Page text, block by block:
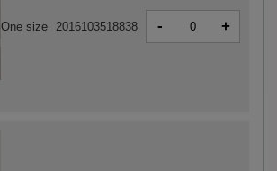
One size 2016103518838 - +